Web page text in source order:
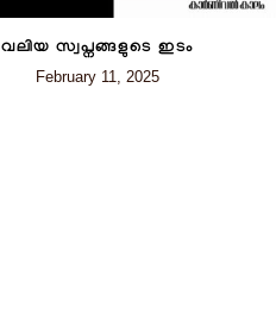
വലിയ സ്വപ്നങ്ങളുടെ ഇടം
February 11, 2025